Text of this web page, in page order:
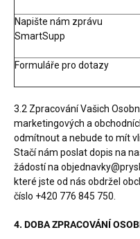
Napište nám zprávu
SmartSupp
Formuláře pro dotazy
3.2 Zpracování Vašich
marketingových a
odmítnout a nebude to mít
Stačí nám poslat dopis na
žádostí na
které jste od nás obdržel
číslo +420 776 845 750
4. DOBA ZPRACOVÁNÍ